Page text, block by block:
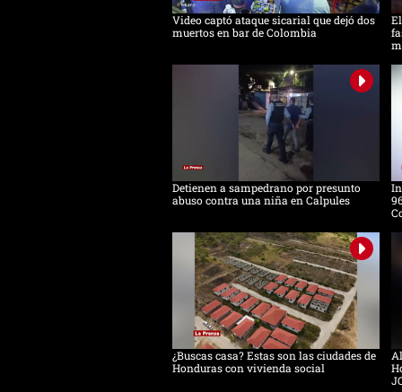
Video captó ataque sicarial que dejó dos
muertos en bar de Colombia
Detienen a sampedrano por presunto
abuso contra una niña en Calpules
¿Buscas casa? Estas son las ciudades de
Honduras con vivienda social